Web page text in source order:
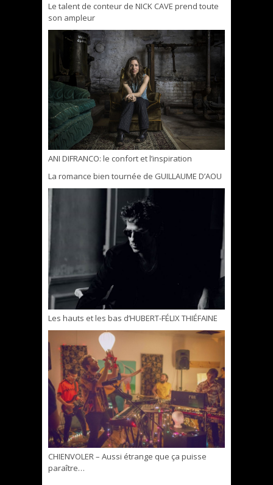
Le talent de conteur de NICK CAVE prend toute
son ampleur
ANI DIFRANCO: le confort et l’inspiration
La romance bien tournée de GUILLAUME D’AOU
Les hauts et les bas d’HUBERT-FÉLIX THIÉFAINE
CHIENVOLER – Aussi étrange que ça puisse
paraître…